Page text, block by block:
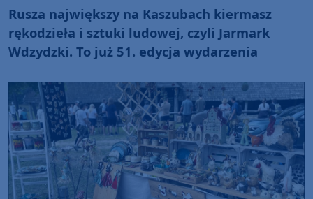
Rusza największy na Kaszubach kiermasz
rękodzieła i sztuki ludowej, czyli Jarmark
Wdzydzki. To już 51. edycja wydarzenia